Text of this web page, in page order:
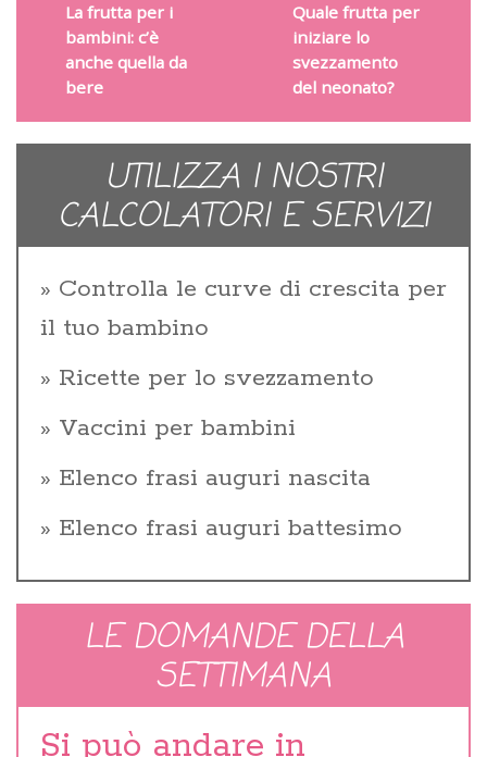
La frutta per i
bambini: c’è
anche quella da
bere
Quale frutta per
iniziare lo
svezzamento
del neonato?
UTILIZZA I NOSTRI
CALCOLATORI E SERVIZI
Controlla le curve di crescita per
il tuo bambino
Ricette per lo svezzamento
Vaccini per bambini
Elenco frasi auguri nascita
Elenco frasi auguri battesimo
LE DOMANDE DELLA
SETTIMANA
Si può andare in